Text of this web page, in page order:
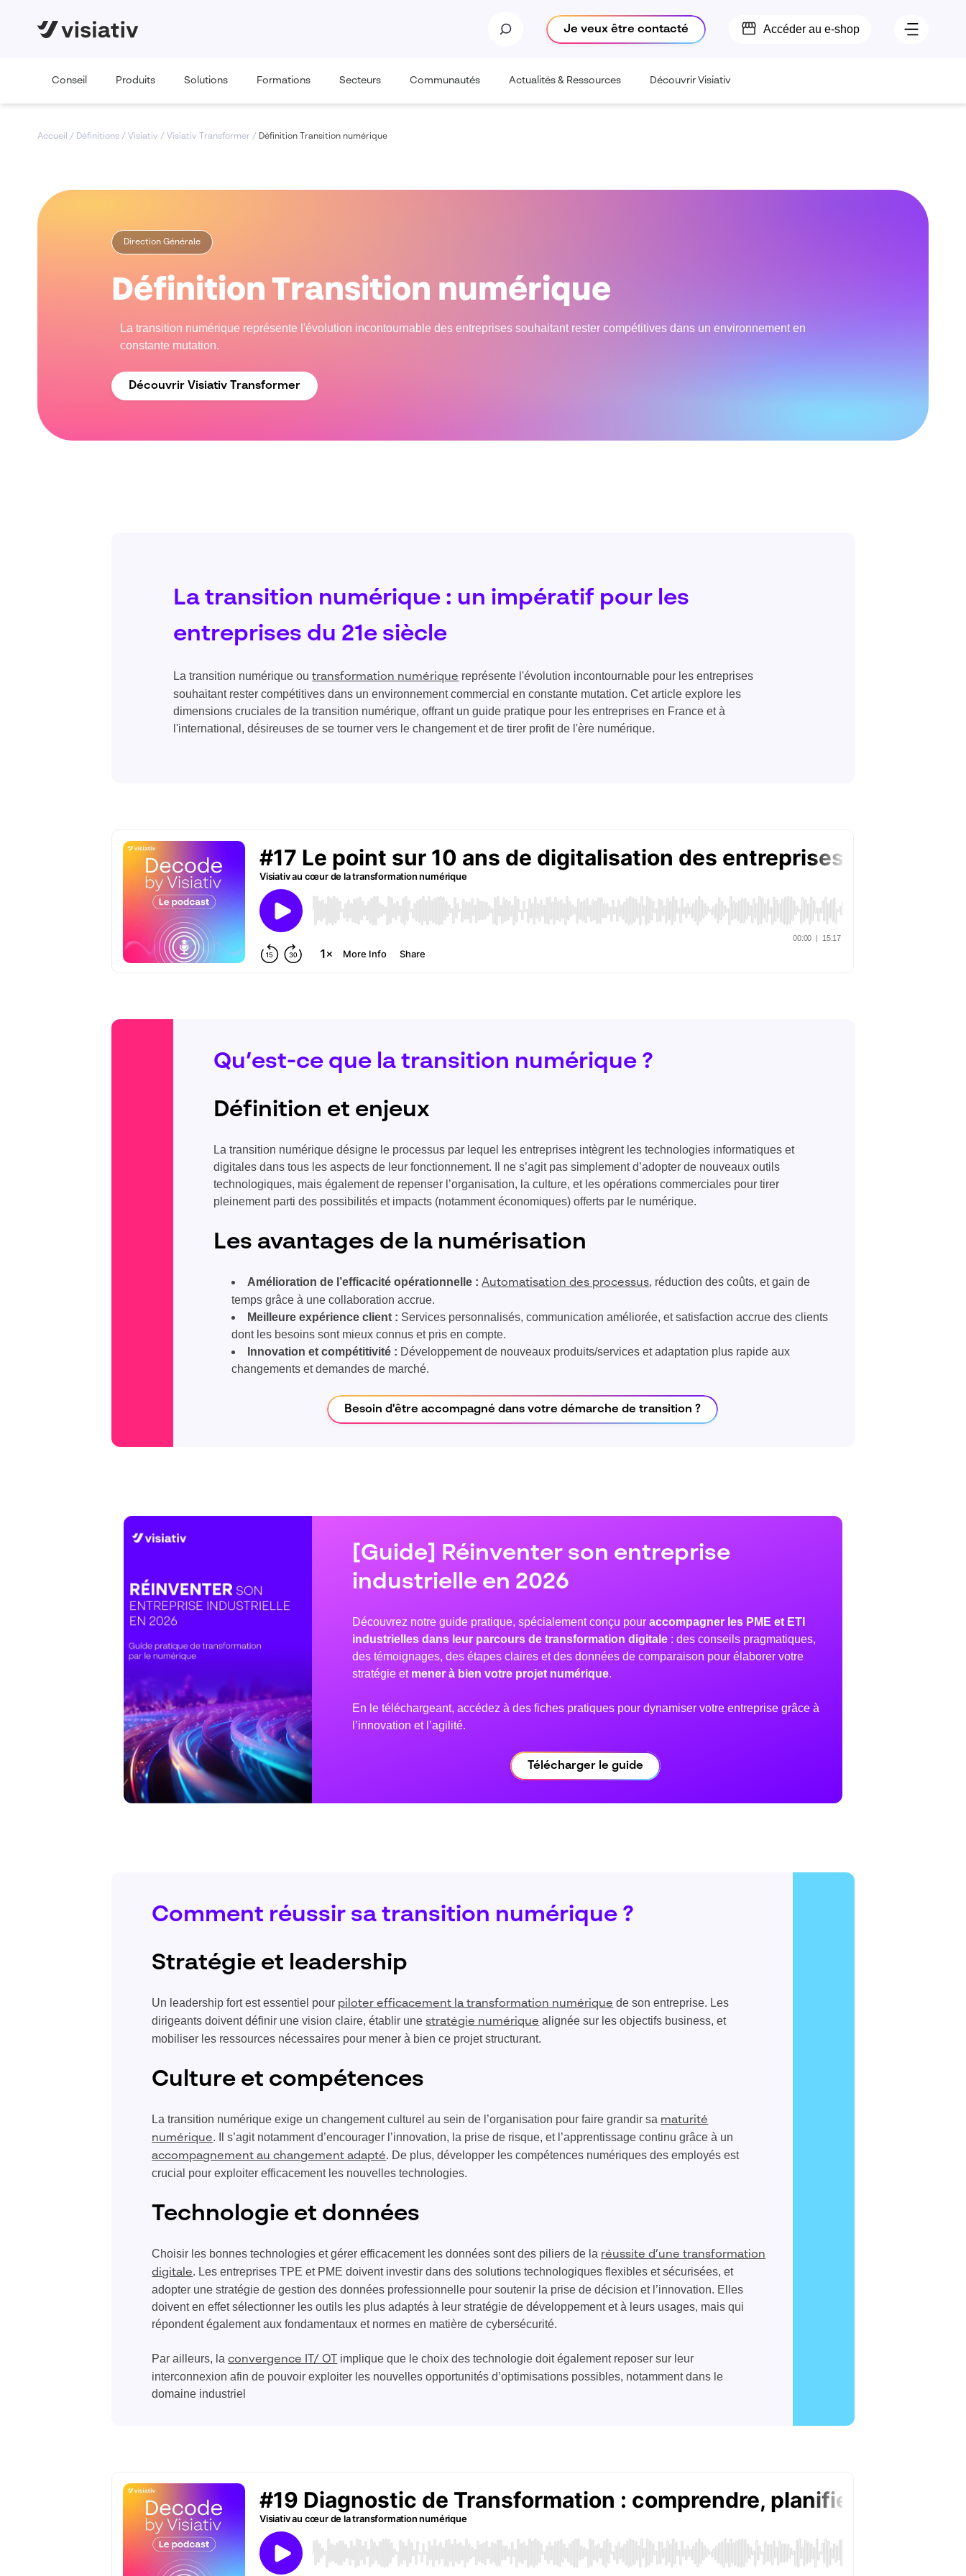
Je veux être contacté Accéder au e-shop
Conseil Produits Solutions Formations Secteurs Communautés Actualités & Ressources Découvrir Visiativ
Accueil / Définitions / Visiativ / Visiativ Transformer / Définition Transition numérique
Direction Générale
Définition Transition numérique
La transition numérique représente l'évolution incontournable des entreprises souhaitant rester compétitives dans un environnement en
constante mutation.
Découvrir Visiativ Transformer
La transition numérique : un impératif pour les
entreprises du 21e siècle
La transition numérique outransformation numérique représente l'évolution incontournable pour les entreprises
souhaitant rester compétitives dans un environnement commercial en constante mutation. Cet article explore les
dimensions cruciales de la transition numérique, offrant un guide pratique pour les entreprises en France et à
l'international, désireuses de se tourner vers le changement et de tirer profit de l'ère numérique.
Qu’est-ce que la transition numérique ?
Définition et enjeux
La transition numérique désigne le processus par lequel les entreprises intègrent les technologies informatiques et
digitales dans tous les aspects de leur fonctionnement. Il ne s’agit pas simplement d’adopter de nouveaux outils
technologiques, mais également de repenser l’organisation, la culture, et les opérations commerciales pour tirer
pleinement parti des possibilités et impacts (notamment économiques) offerts par le numérique.
Les avantages de la numérisation
Amélioration de l’efficacité opérationnelle : Automatisation des processus, réduction des coûts, et gain de
temps grâce à une collaboration accrue.
Meilleure expérience client : Services personnalisés, communication améliorée, et satisfaction accrue des clients
dont les besoins sont mieux connus et pris en compte.
Innovation et compétitivité : Développement de nouveaux produits/services et adaptation plus rapide aux
changements et demandes de marché.
Besoin d'être accompagné dans votre démarche de transition ?
[Guide] Réinventer son entreprise
industrielle en 2026
Découvrez notre guide pratique, spécialement conçu pour accompagner les PME et ETI
industrielles dans leur parcours de transformation digitale: des conseils pragmatiques,
des témoignages, des étapes claires et des données de comparaison pour élaborer votre
stratégie et mener à bien votre projet numérique.
En le téléchargeant, accédez à des fiches pratiques pour dynamiser votre entreprise grâce à
l’innovation et l’agilité.
Télécharger le guide
Comment réussir sa transition numérique ?
Stratégie et leadership
Un leadership fort est essentiel pour piloter efficacement la transformation numérique de son entreprise. Les
dirigeants doivent définir une vision claire, établir unestratégie numérique alignée sur les objectifs business, et
mobiliser les ressources nécessaires pour mener à bien ce projet structurant.
Culture et compétences
La transition numérique exige un changement culturel au sein de l’organisation pour faire grandir sa maturité
numérique. Il s’agit notamment d’encourager l’innovation, la prise de risque, et l’apprentissage continu grâce à un
accompagnement au changement adapté. De plus, développer les compétences numériques des employés est
crucial pour exploiter efficacement les nouvelles technologies.
Technologie et données
Choisir les bonnes technologies et gérer efficacement les données sont des piliers de la réussite d’une transformation
digitale. Les entreprises TPE et PME doivent investir dans des solutions technologiques flexibles et sécurisées, et
adopter une stratégie de gestion des données professionnelle pour soutenir la prise de décision et l’innovation. Elles
doivent en effet sélectionner les outils les plus adaptés à leur stratégie de développement et à leurs usages, mais qui
répondent également aux fondamentaux et normes en matière de cybersécurité.
Par ailleurs, laconvergence IT/ OT
implique que le choix des technologie doit également reposer sur leur
interconnexion afin de pouvoir exploiter les nouvelles opportunités d’optimisations possibles, notamment dans le
domaine industriel